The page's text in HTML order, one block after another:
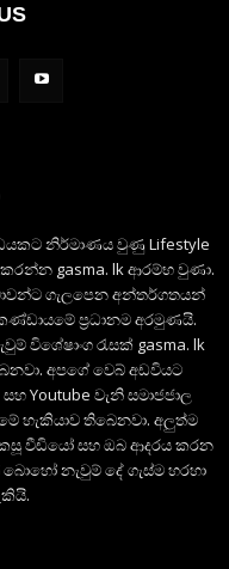
නිර්මාණය වුණු Lifestyle
gasma. lk ආරම්භ වුණා.
ගැලපෙන අන්තර්ගතයන්
ප්‍රධානම අරමුණයි.
විශේෂාංග රැසක් gasma. lk
අපගේ වෙබ් අඩවියට
Youtube වැනි සමාජජාල
හැකියාව තිබෙනවා. අලුත්ම
වීඩියෝ සහ ඔබ ආදරය කරන
නැවුම් දේ ගැස්ම හරහා